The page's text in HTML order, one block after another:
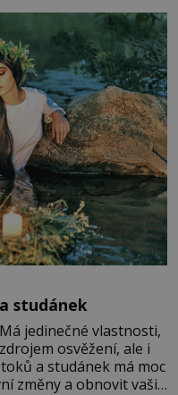
zhodnotí švadlena
vás, podívejte.“
studánek
jedinečné vlastnosti,
osvěžení, ale i
a studánek má moc
změny a obnovit vaši